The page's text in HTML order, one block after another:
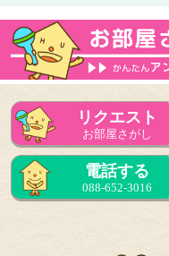
リクエスト
お部屋さがし
電話する
088-652-3016